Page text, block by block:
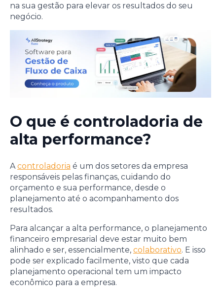
na sua gestão para elevar os resultados do seu
negócio.
O que é controladoria de
alta performance?
Acontroladoria é um dos setores da empresa
responsáveis pelas finanças, cuidando do
orçamento e sua performance, desde o
planejamento até o acompanhamento dos
resultados.
Para alcançar a alta performance, o planejamento
financeiro empresarial deve estar muito bem
alinhado e ser, essencialmente, colaborativo. E isso
pode ser explicado facilmente, visto que cada
planejamento operacional tem um impacto
econômico para a empresa.